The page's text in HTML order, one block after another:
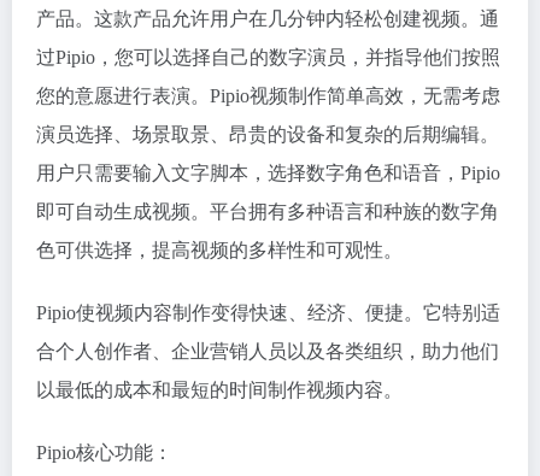
产品。这款产品允许用户在几分钟内轻松创建视频。通
过Pipio，您可以选择自己的数字演员，并指导他们按照
您的意愿进行表演。Pipio视频制作简单高效，无需考虑
演员选择、场景取景、昂贵的设备和复杂的后期编辑。
用户只需要输入文字脚本，选择数字角色和语音，Pipio
即可自动生成视频。平台拥有多种语言和种族的数字角
色可供选择，提高视频的多样性和可观性。
Pipio使视频内容制作变得快速、经济、便捷。它特别适
合个人创作者、企业营销人员以及各类组织，助力他们
以最低的成本和最短的时间制作视频内容。
Pipio核心功能：